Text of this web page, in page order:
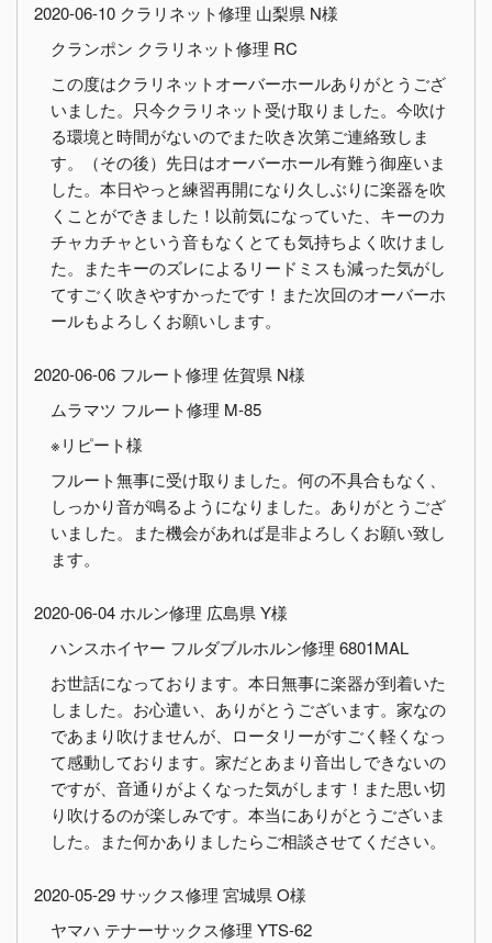
2020-06-10 クラリネット修理 山梨県 N様
クランポン クラリネット修理 RC
この度はクラリネットオーバーホールありがとうござ
いました。只今クラリネット受け取りました。今吹け
る環境と時間がないのでまた吹き次第ご連絡致しま
す。（その後）先日はオーバーホール有難う御座いま
した。本日やっと練習再開になり久しぶりに楽器を吹
くことができました！以前気になっていた、キーのカ
チャカチャという音もなくとても気持ちよく吹けまし
た。またキーのズレによるリードミスも減った気がし
てすごく吹きやすかったです！また次回のオーバーホ
ールもよろしくお願いします。
2020-06-06 フルート修理 佐賀県 N様
ムラマツ フルート修理 M-85
※リピート様
フルート無事に受け取りました。何の不具合もなく、
しっかり音が鳴るようになりました。ありがとうござ
いました。また機会があれば是非よろしくお願い致し
ます。
2020-06-04 ホルン修理 広島県 Y様
ハンスホイヤー フルダブルホルン修理 6801MAL
お世話になっております。本日無事に楽器が到着いた
しました。お心遣い、ありがとうございます。家なの
であまり吹けませんが、ロータリーがすごく軽くなっ
て感動しております。家だとあまり音出しできないの
ですが、音通りがよくなった気がします！また思い切
り吹けるのが楽しみです。本当にありがとうございま
した。また何かありましたらご相談させてください。
2020-05-29 サックス修理 宮城県 O様
ヤマハ テナーサックス修理 YTS-62